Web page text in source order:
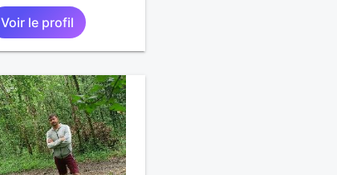
Voir le profil